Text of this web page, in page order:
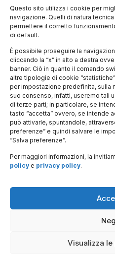
Questo sito utilizza i cookie per
navigazione. Quelli di natura
permettere il corretto
di default.
È possibile proseguire la
cliccando la “x” in alto a destra
banner. Ciò in quanto il comando
altre tipologie di cookie
per impostazione predefinita, sulla
suo consenso, infatti, useremo tali
di terze parti; in particolare, se
tasto “accetta” ovvero, se intende
può attivarle, spuntandole,
preferenze” e quindi salvare le
“Salva preferenze”.
Per maggiori informazioni, la
policy e privacy policy.
Visualizza
Sede
legale e
spedizioni:
Via
Panisperna
89 A –
00184
Roma
Ingresso
per gli
ospiti:
Piazza del
– 00184
Roma
Dona il tuo
Concorsi
e Avvisi
© Museo Storico della